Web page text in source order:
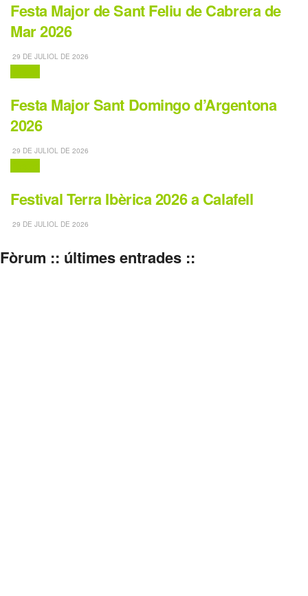
Festa Major de Sant Feliu de Cabrera de
Mar 2026
29 DE JULIOL DE 2026
Festa Major Sant Domingo d’Argentona
2026
29 DE JULIOL DE 2026
Festival Terra Ibèrica 2026 a Calafell
29 DE JULIOL DE 2026
Fòrum :: últimes entrades ::